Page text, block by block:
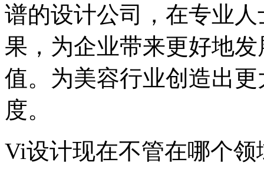
谱的设计公司，在专业
果，为企业带来更好地
值。为美容行业创造出
度。
Vi设计现在不管在哪个